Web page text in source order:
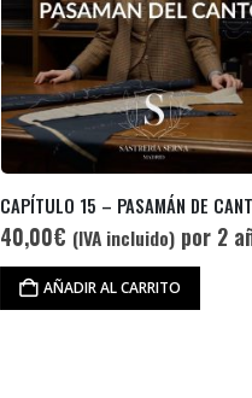
40,00€ (IVA incluido) por 2
AÑADIR AL CARRITO